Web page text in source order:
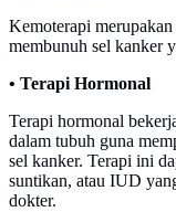
Kemoterapi
membunuh sel kanker
• Terapi Hormonal
Terapi hormonal
dalam tubuh guna
sel kanker. Terapi ini
suntikan, atau IUD
dokter.